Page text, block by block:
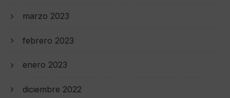
marzo 2023
febrero 2023
enero 2023
diciembre 2022